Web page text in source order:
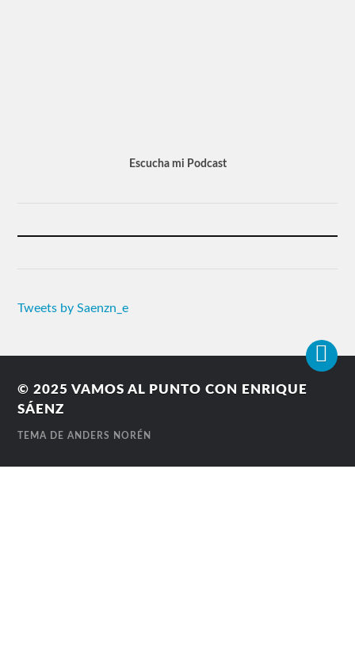
Escucha mi Podcast
Tweets by Saenzn_e
© 2025VAMOS AL PUNTO CON ENRIQUE
SÁENZ
TEMA DEANDERS NORÉN